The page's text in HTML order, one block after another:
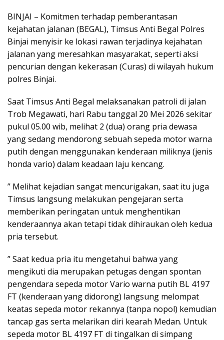
BINJAI – Komitmen terhadap pemberantasan
kejahatan jalanan (BEGAL), Timsus Anti Begal Polres
Binjai menyisir ke lokasi rawan terjadinya kejahatan
jalanan yang meresahkan masyarakat, seperti aksi
pencurian dengan kekerasan (Curas) di wilayah hukum
polres Binjai.
Saat Timsus Anti Begal melaksanakan patroli di jalan
Trob Megawati, hari Rabu tanggal 20 Mei 2026 sekitar
pukul 05.00 wib, melihat 2 (dua) orang pria dewasa
yang sedang mendorong sebuah sepeda motor warna
putih dengan menggunakan kenderaan miliknya (jenis
honda vario) dalam keadaan laju kencang.
” Melihat kejadian sangat mencurigakan, saat itu juga
Timsus langsung melakukan pengejaran serta
memberikan peringatan untuk menghentikan
kenderaannya akan tetapi tidak dihiraukan oleh kedua
pria tersebut.
” Saat kedua pria itu mengetahui bahwa yang
mengikuti dia merupakan petugas dengan spontan
pengendara sepeda motor Vario warna putih BL 4197
FT (kenderaan yang didorong) langsung melompat
keatas sepeda motor rekannya (tanpa nopol) kemudian
tancap gas serta melarikan diri kearah Medan. Untuk
sepeda motor BL 4197 FT di tingalkan di simpang